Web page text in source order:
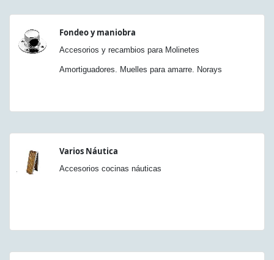
Fondeo y maniobra
Accesorios y recambios para Molinetes
Amortiguadores. Muelles para amarre. Norays
Varios Náutica
Accesorios cocinas náuticas